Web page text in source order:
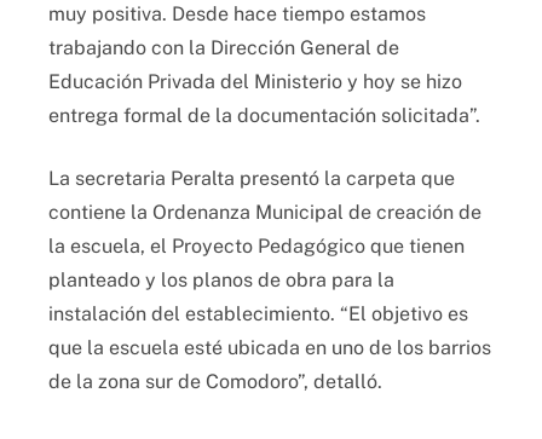
muy positiva. Desde hace tiempo estamos
trabajando con la Dirección General de
Educación Privada del Ministerio y hoy se hizo
entrega formal de la documentación solicitada”.
La secretaria Peralta presentó la carpeta que
contiene la Ordenanza Municipal de creación de
la escuela, el Proyecto Pedagógico que tienen
planteado y los planos de obra para la
instalación del establecimiento. “El objetivo es
que la escuela esté ubicada en uno de los barrios
de la zona sur de Comodoro”, detalló.